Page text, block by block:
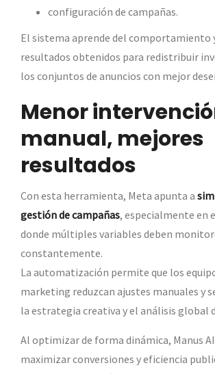
configuración de campañas.
El sistema aprende del comportamiento
resultados obtenidos para redistribuir
los conjuntos de anuncios con mejor
Menor
manual, mejores
resultados
Con esta herramienta, Meta apunta a
gestión de campañas, especialmente en
donde múltiples variables deben
constantemente.
La automatización permite que los
marketing reduzcan ajustes manuales y
la estrategia creativa y el análisis global
Al optimizar de forma dinámica, Manus
maximizar conversiones y eficiencia